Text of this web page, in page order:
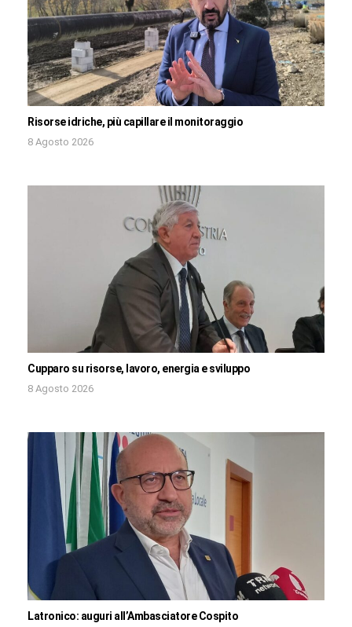
Risorse idriche, più capillare il monitoraggio
8 Agosto 2026
Cupparo su risorse, lavoro, energia e sviluppo
8 Agosto 2026
Latronico: auguri all’Ambasciatore Cospito